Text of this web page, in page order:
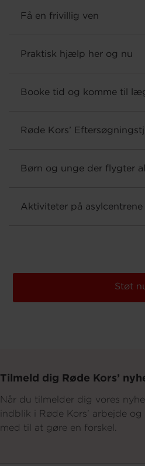
Få en frivillig ven
Praktisk hjælp her og nu
Booke tid og komme til
Røde Kors’
Børn og unge der flygter
Aktiviteter på asylcentrene
Støt
Tilmeld dig Røde Kors’
Når du tilmelder dig vores
indblik i Røde Kors’ arbejde
med til at gøre en forskel.